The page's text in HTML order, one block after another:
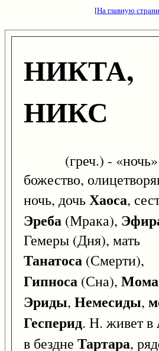
[На главную
НИКТА,
НИКС
(греч.) - «ночь»
божество,
ночь, дочьХаоса,
Эреба (Мрака),
Гемеры (Дня), мать
Танатоса (Смерти),
Гипноса (Сна), Мома
Эриды, Немесиды,
Гесперид. Н. живет в
в бездне Тартара,